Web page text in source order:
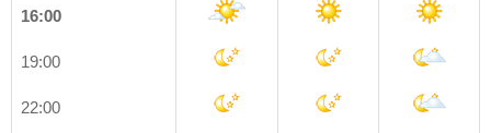
16:00
19:00
22:00